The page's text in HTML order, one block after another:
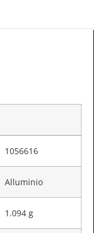
1056616
Alluminio
1.094 g